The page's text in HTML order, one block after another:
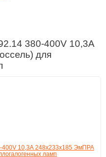
380-400V 10,3А
для